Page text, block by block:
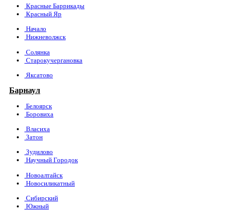
Красные Баррикады
Красный Яр
Начало
Нижневолжск
Солянка
Старокучергановка
Яксатово
Барнаул
Белоярск
Боровиха
Власиха
Затон
Зудилово
Научный Городок
Новоалтайск
Новосиликатный
Сибирский
Южный